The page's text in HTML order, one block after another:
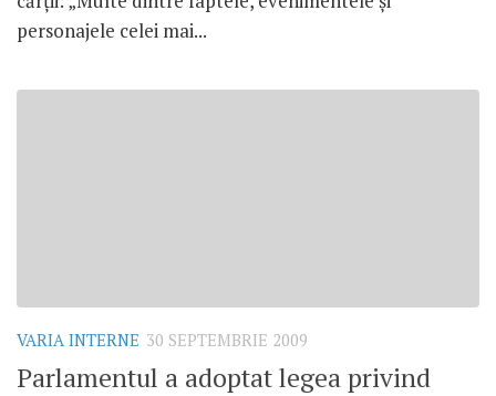
personajele celei mai...
VARIA INTERNE 30 SEPTEMBRIE 2009
Parlamentul a adoptat legea privind